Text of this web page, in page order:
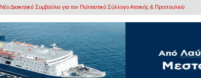
Νέο Διοικητικό Συμβούλιο για τον Πολιτιστικό Σύλλογο Ατσικής & Προπουλιού